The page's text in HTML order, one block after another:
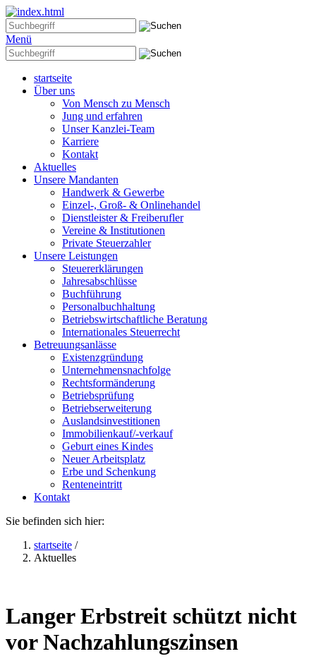
Menü
startseite
Über uns
Von Mensch zu Mensch
Jung und erfahren
Unser Kanzlei-Team
Karriere
Kontakt
Aktuelles
Unsere Mandanten
Handwerk & Gewerbe
Einzel-, Groß- & Onlinehandel
Dienstleister & Freiberufler
Vereine & Institutionen
Private Steuerzahler
Unsere Leistungen
Steuererklärungen
Jahresabschlüsse
Buchführung
Personalbuchhaltung
Betriebswirtschaftliche Beratung
Internationales Steuerrecht
Betreuungsanlässe
Existenzgründung
Unternehmensnachfolge
Rechtsformänderung
Betriebsprüfung
Betriebserweiterung
Auslandsinvestitionen
Immobilienkauf/-verkauf
Geburt eines Kindes
Neuer Arbeitsplatz
Erbe und Schenkung
Renteneintritt
Kontakt
Sie befinden sich hier:
startseite /
Aktuelles
Langer Erbstreit schützt nicht
vor Nachzahlungszinsen